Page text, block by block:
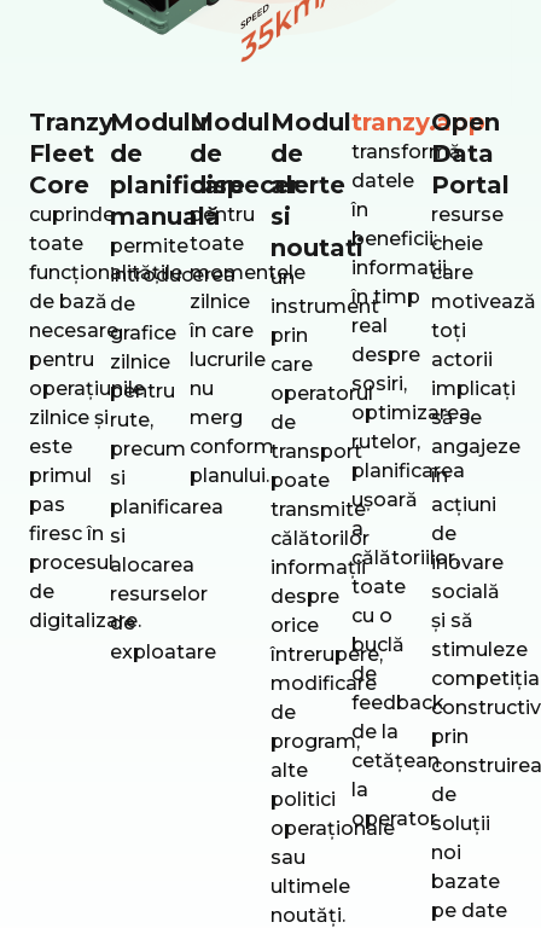
Tranzy
Fleet
Core
cuprinde
toate
funcționalitățile
de bază
necesare
pentru
operațiunile
zilnice și
este
primul
pas
firesc în
procesul
de
digitalizare.
Modulul
de
planificare
manuală
permite
introducerea
de
grafice
zilnice
pentru
rute,
precum
si
planificarea
si
alocarea
resurselor
de
exploatare
Modul
de
dispecer
pentru
toate
momentele
zilnice
în care
lucrurile
nu
merg
conform
planului.
Modul
de
alerte
si
noutati
un
instrument
prin
care
operatorul
de
transport
poate
transmite
călătorilor
informaţii
despre
orice
întrerupere,
modificare
de
program,
alte
politici
operaționale
sau
ultimele
noutăți.
tranzy.app
transformă
datele
în
beneficii:
informații
în timp
real
despre
sosiri,
optimizarea
rutelor,
planificarea
ușoară
a
călătoriilor,
toate
cu o
buclă
de
feedback
de la
cetățean
la
operator
Open
Data
Portal
resurse
cheie
care
motivează
toți
actorii
implicați
să se
angajeze
în
acțiuni
de
inovare
socială
și să
stimuleze
competiția
prin
de
soluții
noi
bazate
pe date